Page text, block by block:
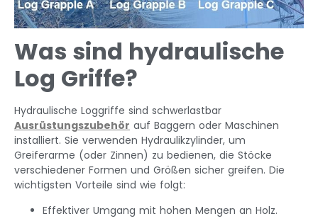
Was sind hydraulische
Log Griffe?
Hydraulische Loggriffe sind schwerlastbar
Ausrüstungszubehör auf Baggern oder Maschinen
installiert. Sie verwenden Hydraulikzylinder, um
Greiferarme (oder Zinnen) zu bedienen, die Stöcke
verschiedener Formen und Größen sicher greifen. Die
wichtigsten Vorteile sind wie folgt:
Effektiver Umgang mit hohen Mengen an Holz.